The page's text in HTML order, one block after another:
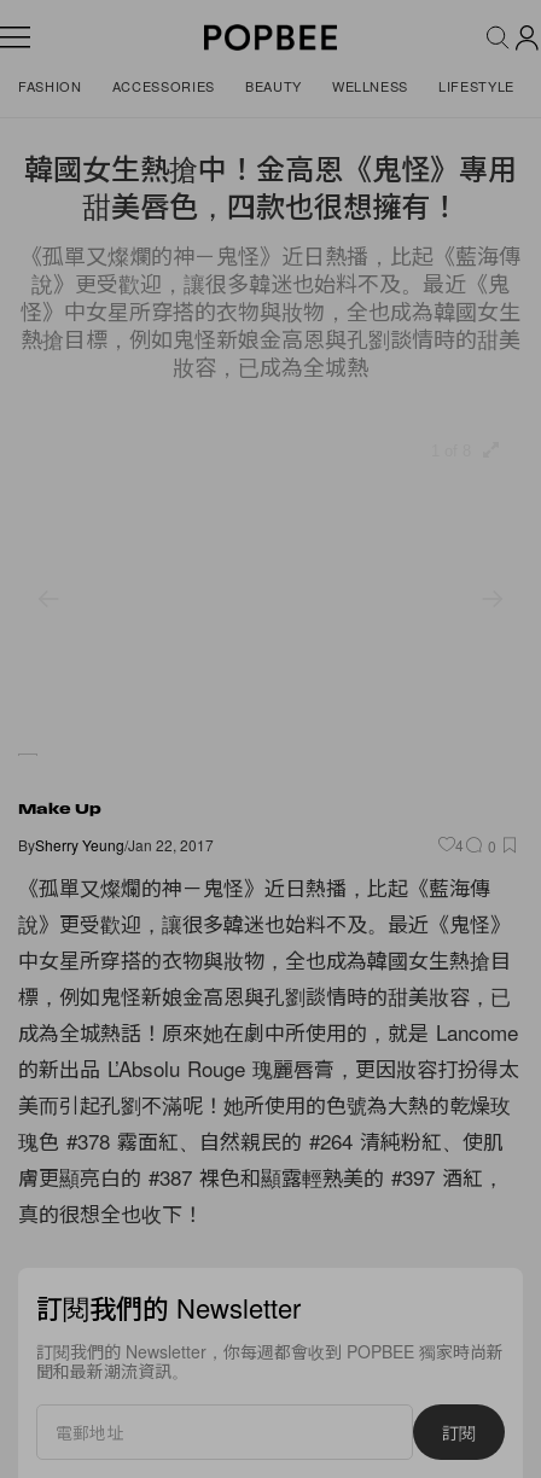
FASHION ACCESSORIES BEAUTY WELLNESS LIFESTYLE
韓國女生熱搶中！金高恩《鬼怪》專用
甜美唇色，四款也很想擁有！
《孤單又燦爛的神－鬼怪》近日熱播，比起《藍海傳
說》更受歡迎，讓很多韓迷也始料不及。最近《鬼
怪》中女星所穿搭的衣物與妝物，全也成為韓國女生
熱搶目標，例如鬼怪新娘金高恩與孔劉談情時的甜美
妝容，已成為全城熱
Make Up
BySherry Yeung/Jan 22, 2017 4 0
《孤單又燦爛的神－鬼怪》近日熱播，比起《藍海傳
說》更受歡迎，讓很多韓迷也始料不及。最近《鬼怪》
中女星所穿搭的衣物與妝物，全也成為韓國女生熱搶目
標，例如鬼怪新娘金高恩與孔劉談情時的甜美妝容，已
成為全城熱話！原來她在劇中所使用的，就是 Lancome
的新出品 L’Absolu Rouge 瑰麗唇膏，更因妝容打扮得太
美而引起孔劉不滿呢！她所使用的色號為大熱的乾燥玫
瑰色 #378 霧面紅、自然親民的 #264 清純粉紅、使肌
膚更顯亮白的 #387 裸色和顯露輕熟美的 #397 酒紅，
真的很想全也收下！
訂閱我們的 Newsletter
訂閱我們的 Newsletter，你每週都會收到 POPBEE 獨家時尚新
聞和最新潮流資訊。
訂閱